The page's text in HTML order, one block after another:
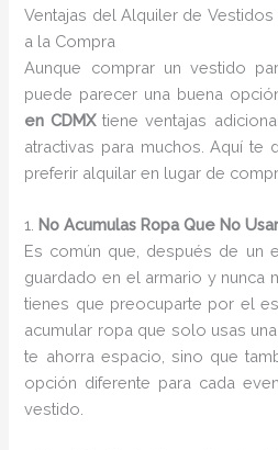
Ventajas del Alquiler de
a la Compra
Aunque comprar un vestido
puede parecer una buena
en CDMXtiene ventajas
atractivas para muchos. Aquí te
preferir alquilar en lugar de
1. No Acumulas Ropa Que No
Es común que, después de un
guardado en el armario y nunca
tienes que preocuparte por el
acumular ropa que solo usas
te ahorra espacio, sino que
opción diferente para cada
vestido.